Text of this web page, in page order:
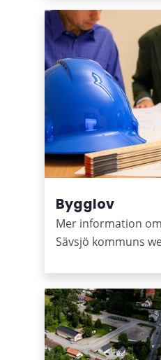
Bygglov
Mer information
Sävsjö kommuns